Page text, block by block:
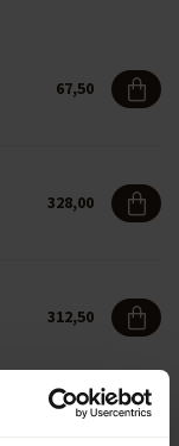
67,50
328,00
312,50